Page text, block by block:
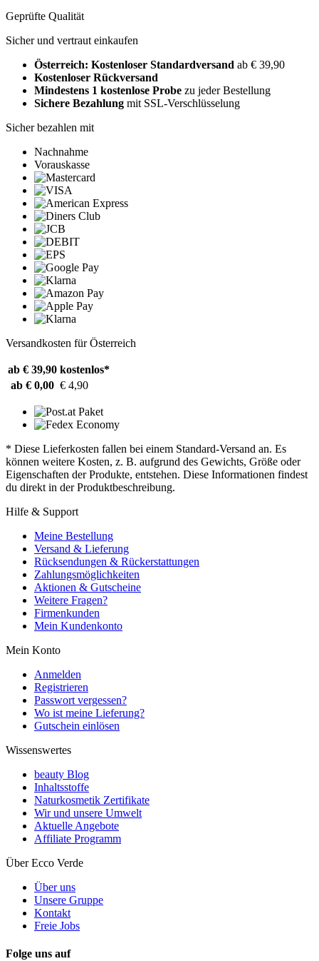
Geprüfte Qualität
Sicher und vertraut einkaufen
Österreich: Kostenloser Standardversand ab € 39,90
Kostenloser Rückversand
Mindestens 1 kostenlose Probe zu jeder Bestellung
Sichere Bezahlung mit SSL-Verschlüsselung
Sicher bezahlen mit
Nachnahme
Vorauskasse
Versandkosten für Österreich
ab € 39,90 kostenlos*
ab € 0,00 € 4,90
* Diese Lieferkosten fallen bei einem Standard-Versand an. Es
können weitere Kosten, z. B. aufgrund des Gewichts, Größe oder
Eigenschaften der Produkte, entstehen. Diese Informationen findest
du direkt in der Produktbeschreibung.
Hilfe & Support
Meine Bestellung
Versand & Lieferung
Rücksendungen & Rückerstattungen
Zahlungsmöglichkeiten
Aktionen & Gutscheine
Weitere Fragen?
Firmenkunden
Mein Kundenkonto
Mein Konto
Anmelden
Registrieren
Passwort vergessen?
Wo ist meine Lieferung?
Gutschein einlösen
Wissenswertes
beauty Blog
Inhaltsstoffe
Naturkosmetik Zertifikate
Wir und unsere Umwelt
Aktuelle Angebote
Affiliate Programm
Über Ecco Verde
Über uns
Unsere Gruppe
Kontakt
Freie Jobs
Folge uns auf